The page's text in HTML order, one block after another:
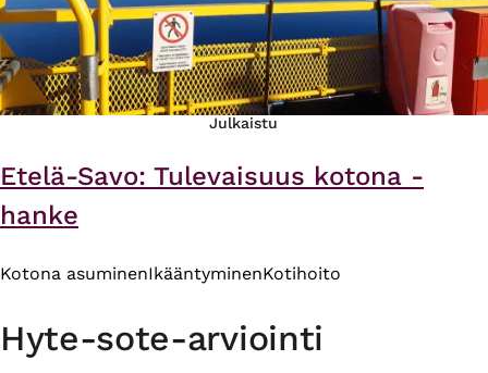
Julkaistu
Etelä-Savo: Tulevaisuus kotona -
hanke
Kotona asuminenIkääntyminenKotihoito
Hyte-sote-arviointi